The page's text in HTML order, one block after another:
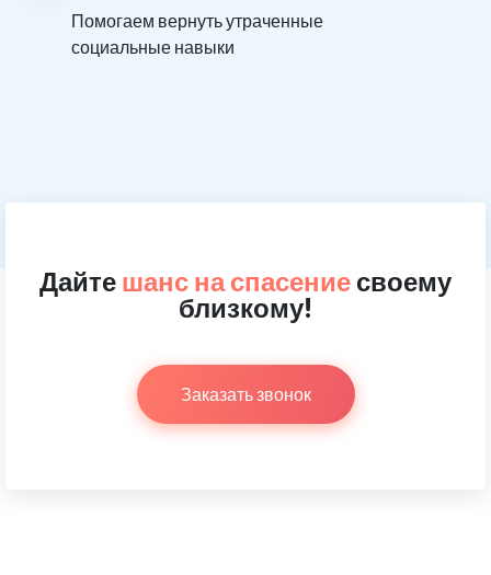
Помогаем вернуть утраченные
социальные навыки
Дайте шанс на спасение своему
близкому!
Заказать звонок